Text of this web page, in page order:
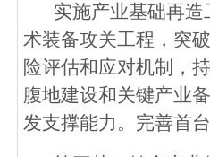
实施产业基础再
术装备攻关工程，突
险评估和应对机制，
腹地建设和关键产业
发支撑能力。完善首